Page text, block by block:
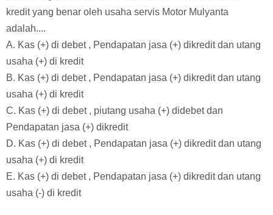
27. Usaha servis Motor Mulyanta telah menyelesaikan
perbaikan motor pelanggan dengan biaya servis
Rp550.000,00 baru diterima Rp400.000,00 dan sisanya
akan dibayar kemudian . Pencatatan mekanisme debet
kredit yang benar oleh usaha servis Motor Mulyanta
adalah....
A. Kas (+) di debet , Pendapatan jasa (+) dikredit dan utang
usaha (+) di kredit
B. Kas (+) di debet , Pendapatan jasa (+) dikredit dan utang
usaha (+) di kredit
C. Kas (+) di debet , piutang usaha (+) didebet dan
Pendapatan jasa (+) dikredit